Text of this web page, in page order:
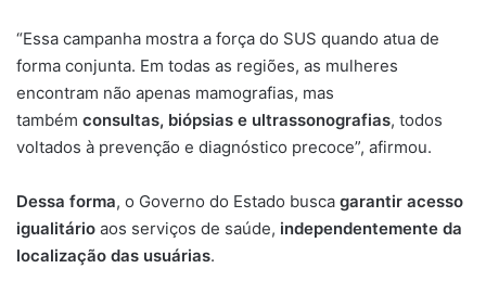
“Essa campanha mostra a força do SUS quando atua de
forma conjunta. Em todas as regiões, as mulheres
encontram não apenas mamografias, mas
também consultas, biópsias e ultrassonografias, todos
voltados à prevenção e diagnóstico precoce”, afirmou.
Dessa forma, o Governo do Estado busca garantir acesso
igualitário aos serviços de saúde, independentemente da
localização das usuárias.